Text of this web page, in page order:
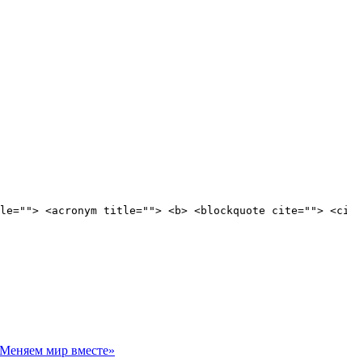
<acronym title=""> <b> <blockquote cite="">
мир вместе»